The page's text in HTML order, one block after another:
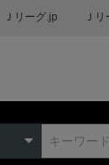
Ｊリーグ.jp Ｊ